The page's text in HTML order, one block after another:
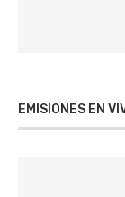
EMISIONES EN